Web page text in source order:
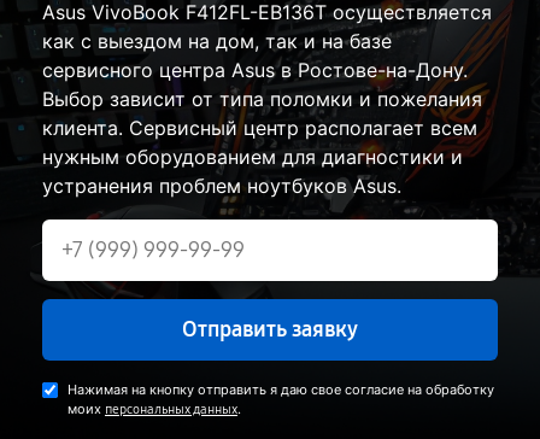
Asus VivoBook F412FL-EB136T осуществляется
как с выездом на дом, так и на базе
сервисного центра Asus в Ростове-на-Дону.
Выбор зависит от типа поломки и пожелания
клиента. Сервисный центр располагает всем
нужным оборудованием для диагностики и
устранения проблем ноутбуков Asus.
Отправить заявку
Нажимая на кнопку отправить я даю свое согласие на обработку
моих персональных данных.